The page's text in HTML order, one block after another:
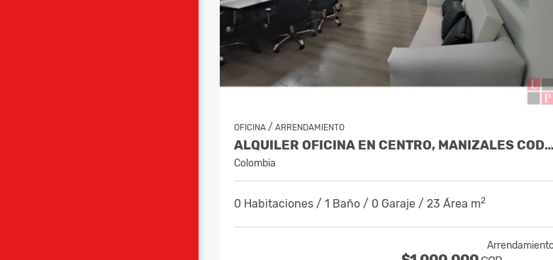
OFICINA / ARRENDAMIENTO
ALQUILER OFICINA EN CENTRO, MANIZALES COD. 7985529
Colombia
0 Habitaciones / 1 Baño / 0 Garaje / 23 Área m2